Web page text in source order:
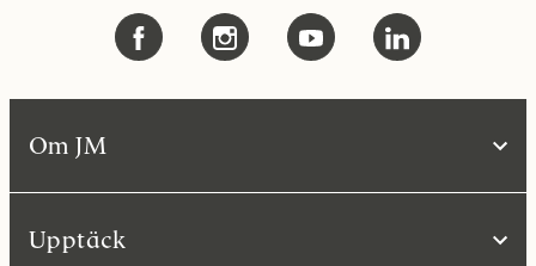
Om JM
Upptäck